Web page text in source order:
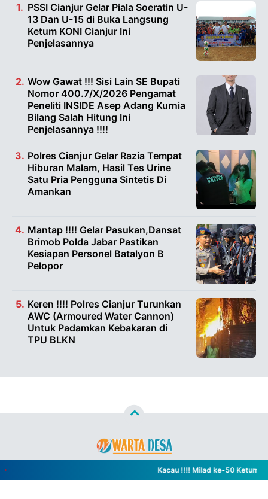
PSSI Cianjur Gelar Piala Soeratin U-
13 Dan U-15 di Buka Langsung
Ketum KONI Cianjur Ini
Penjelasannya
Wow Gawat !!! Sisi Lain SE Bupati
Nomor 400.7/X/2026 Pengamat
Peneliti INSIDE Asep Adang Kurnia
Bilang Salah Hitung Ini
Penjelasannya !!!!
Polres Cianjur Gelar Razia Tempat
Hiburan Malam, Hasil Tes Urine
Satu Pria Pengguna Sintetis Di
Amankan
Mantap !!!! Gelar Pasukan,Dansat
Brimob Polda Jabar Pastikan
Kesiapan Personel Batalyon B
Pelopor
Keren !!!! Polres Cianjur Turunkan
AWC (Armoured Water Cannon)
Untuk Padamkan Kebakaran di
TPU BLKN
Kacau !!!! Milad ke-50 Ketum
Nghustle
PEDOMAN PEMBERITAAN MEDIA SIBER